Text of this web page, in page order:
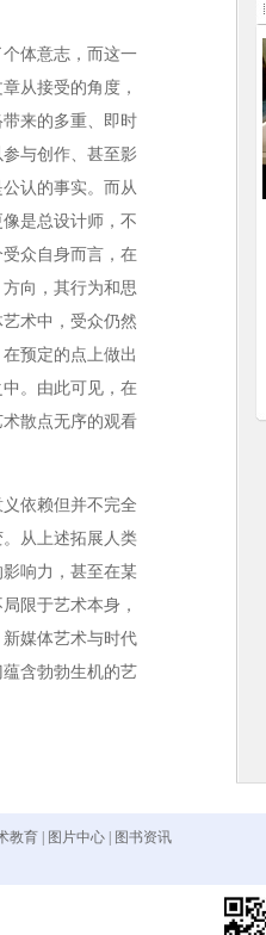
体意志，而这一
从接受的角度，
来的多重、即时
与创作、甚至影
认的事实。而从
是总设计师，不
众自身而言，在
向，其行为和思
术中，受众仍然
预定的点上做出
。由此可见，在
散点无序的观看
依赖但并不完全
从上述拓展人类
响力，甚至在某
限于艺术本身，
媒体艺术与时代
含勃勃生机的艺
教育 图片中心
图书资讯